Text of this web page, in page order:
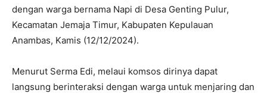
dengan warga bernama Napi di Desa Genting Pulur,
Kecamatan Jemaja Timur, Kabupaten Kepulauan
Anambas, Kamis (12/12/2024).
Menurut Serma Edi, melaui komsos dirinya dapat
langsung berinteraksi dengan warga untuk menjaring dan